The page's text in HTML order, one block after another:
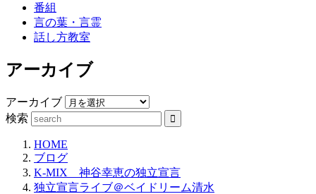
番組
言の葉・言霊
話し方教室
アーカイブ
アーカイブ
検索
HOME
ブログ
K-MIX 神谷幸恵の独立宣言
独立宣言ライブ＠ベイドリーム清水